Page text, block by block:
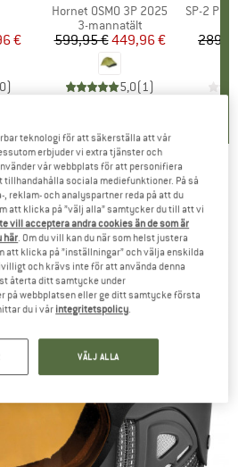
pris
€
0)
Produkter
Hornet OSMO 3P 2025
Produktgrupp
3-mannatält
Pris
599,95 €Reducerat pris
449,96 €
5,0(1)
Produkter
SP-2 Photomatic
- Skidhjälm
teknologi för att säkerställa att vår
erbjuder vi extra tjänster och
vår webbplats för att personifiera
sociala mediefunktioner. På så
reklam- och analyspartner reda på att du
att klicka på ”välj alla” samtycker du till att vi
vill acceptera andra cookies än de som är
här. Om du vill kan du när som helst justera
att klicka på ”inställningar” och välja enskilda
och krävs inte för att använda denna
återta ditt samtycke under
på webbplatsen eller ge ditt samtycke första
du i vår integritetspolicy.
VÄLJ ALLA